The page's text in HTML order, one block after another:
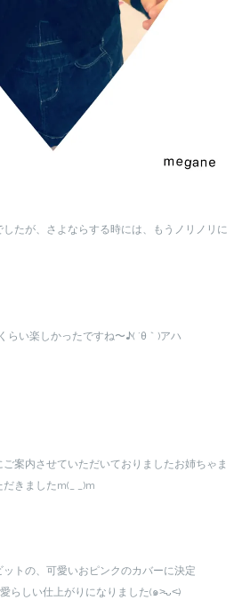
たが、さよならする時には、もうノリノリに
らい楽しかったですね〜♪( ´θ｀)アハ
案内させていただいておりましたお姉ちゃま
きましたm(_ _)m
トの、可愛いおピンクのカバーに決定
らしい仕上がりになりました(๑˃̵ᴗ˂̵)